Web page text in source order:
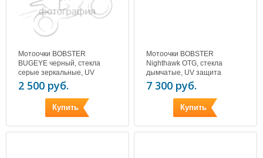
Мотоочки BOBSTER
BUGEYE черный, стекла
серые зеркальные, UV
защита, поляриз.
2 500 руб.
Купить
Мотоочки BOBSTER
Nighthawk OTG, стекла
дымчатые, UV защита
7 300 руб.
Купить